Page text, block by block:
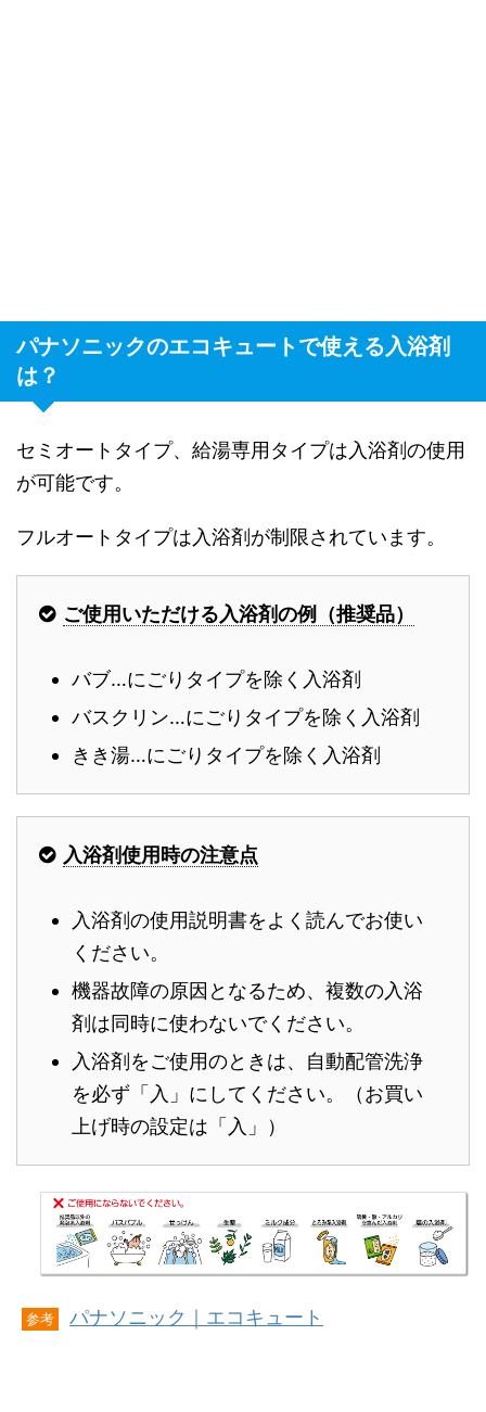
パナソニックのエコキュートで使える入浴剤
は？
セミオートタイプ、給湯専用タイプは入浴剤の使用
が可能です。
フルオートタイプは入浴剤が制限されています。
ご使用いただける入浴剤の例（推奨品）
バブ…にごりタイプを除く入浴剤
バスクリン…にごりタイプを除く入浴剤
きき湯…にごりタイプを除く入浴剤
入浴剤使用時の注意点
入浴剤の使用説明書をよく読んでお使い
ください。
機器故障の原因となるため、複数の入浴
剤は同時に使わないでください。
入浴剤をご使用のときは、自動配管洗浄
を必ず「入」にしてください。（お買い
上げ時の設定は「入」）
参考 パナソニック｜エコキュート